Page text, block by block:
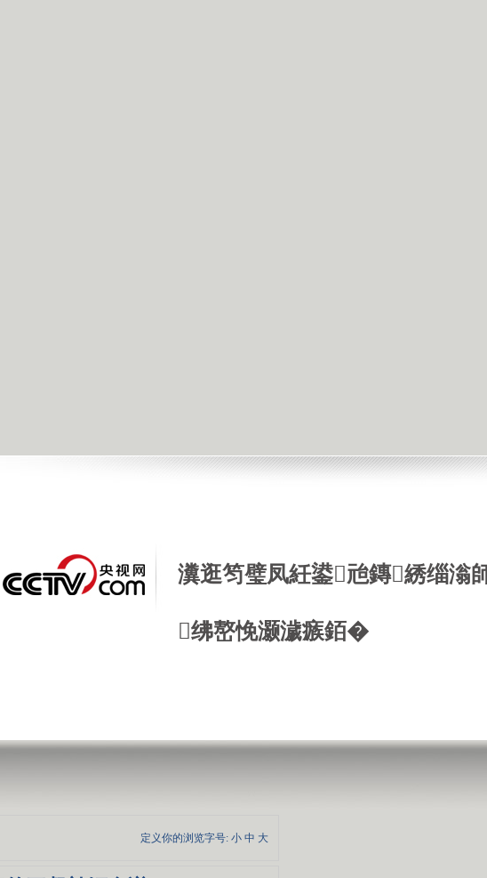
瀵逛笉璧凤紝鍙兘鏄綉缁滃
绋嶅悗灏濊瘯銆�
定义你的浏览字号: 小 中 大